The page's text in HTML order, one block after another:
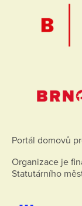
Portál domovů
Organizace je
Statutárního